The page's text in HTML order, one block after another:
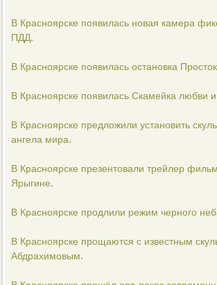
В Красноярске появилась новая камера
ПДД.
В Красноярске появилась остановка
В Красноярске появилась Скамейка любви
В Красноярске предложили установить
ангела мира.
В Красноярске презентовали трейлер
Ярыгине.
В Красноярске продлили режим черного
В Красноярске прощаются с известным
Абдрахимовым.